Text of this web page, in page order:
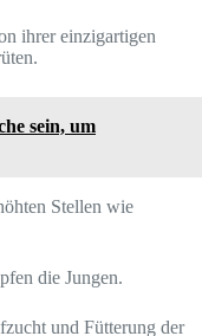
ihrer einzigartigen
sein, um
Stellen wie
die Jungen.
und Fütterung der